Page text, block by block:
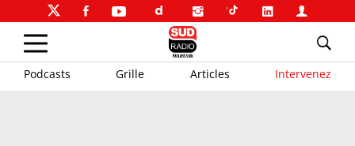
Podcasts Grille Articles Intervenez